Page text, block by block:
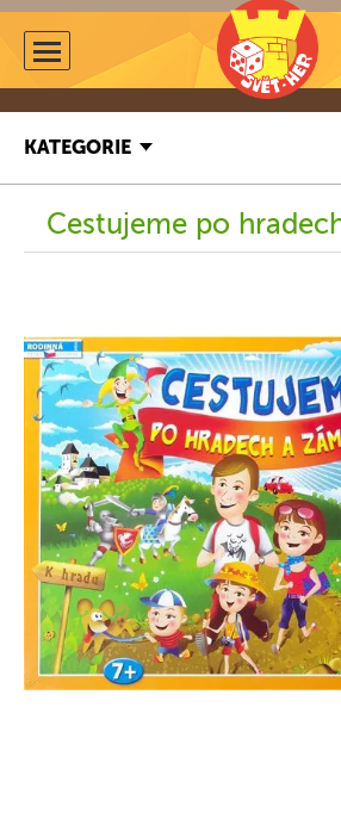
KATEGORIE
Cestujeme po